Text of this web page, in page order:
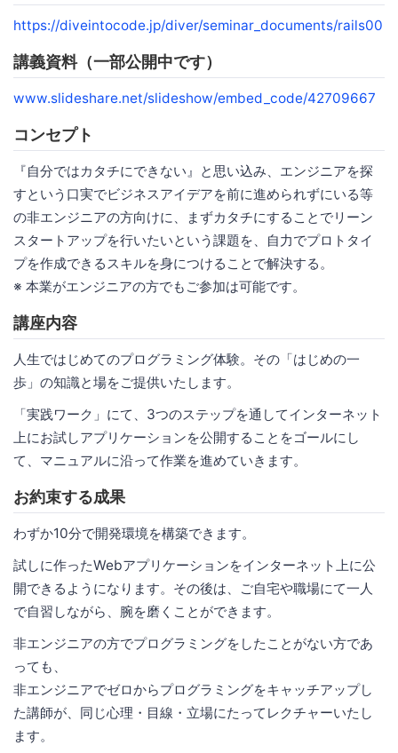
https://diveintocode.jp/diver/seminar_documents/rails00
講義資料（一部公開中です）
www.slideshare.net/slideshow/embed_code/42709667
コンセプト
『自分ではカタチにできない』と思い込み、エンジニアを探
すという口実でビジネスアイデアを前に進められずにいる等
の非エンジニアの方向けに、まずカタチにすることでリーン
スタートアップを行いたいという課題を、自力でプロトタイ
プを作成できるスキルを身につけることで解決する。
※ 本業がエンジニアの方でもご参加は可能です。
講座内容
人生ではじめてのプログラミング体験。その「はじめの一
歩」の知識と場をご提供いたします。
「実践ワーク」にて、3つのステップを通してインターネット
上にお試しアプリケーションを公開することをゴールにし
て、マニュアルに沿って作業を進めていきます。
お約束する成果
わずか10分で開発環境を構築できます。
試しに作ったWebアプリケーションをインターネット上に公
開できるようになります。その後は、ご自宅や職場にて一人
で自習しながら、腕を磨くことができます。
非エンジニアの方でプログラミングをしたことがない方であ
っても、
非エンジニアでゼロからプログラミングをキャッチアップし
た講師が、同じ心理・目線・立場にたってレクチャーいたし
ます。